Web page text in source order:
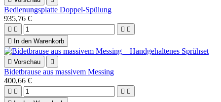
Bedienungsplatte Doppel-Spülung
935,76 €
   

In den Warenkorb
 Vorschau 
Bidetbrause aus massivem Messing
400,66 €
   